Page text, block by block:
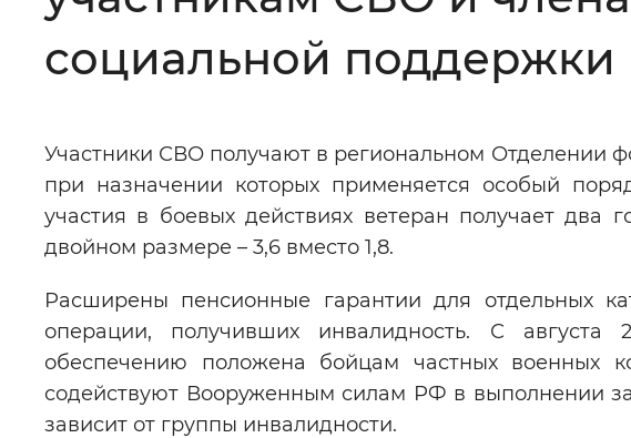
Звуковой ассистент: Воспроизвести
Вернуть стандартные настройки
социальной поддержки
Участники СВО получают в региональном Отделении
при назначении которых применяется особый
участия в боевых действиях ветеран получает
двойном размере – 3,6 вместо 1,8.
Расширены пенсионные гарантии для отдельных
операции, получивших инвалидность. С августа
обеспечению положена бойцам частных военных
содействуют Вооруженным силам РФ в выполнении
зависит от группы инвалидности.